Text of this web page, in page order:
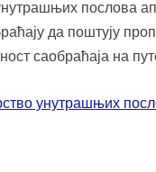
послова
да поштују
саобраћаја на
унутрашњих